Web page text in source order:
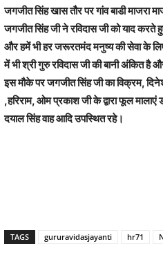
जगजीत सिंह खास तौर पर गांव बाडी माजरा
जगजीत सिंह जी ने रविदास जी को याद करते
और हमें भी हर जरूरतमंद मनुष्य की सेवा के लिए
में भी श्री गुरु रविदास जी की बानी अंकित
इस मौके पर जगजीत सिंह जी का विक्रम,
,हरिराम, ओम प्रकाश जी के द्वारा फूल
दयाल सिंह वाह आदि उपस्थित रहे।
TAGS gururavidasjayanti hr71